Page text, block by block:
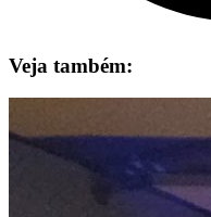
Veja também: